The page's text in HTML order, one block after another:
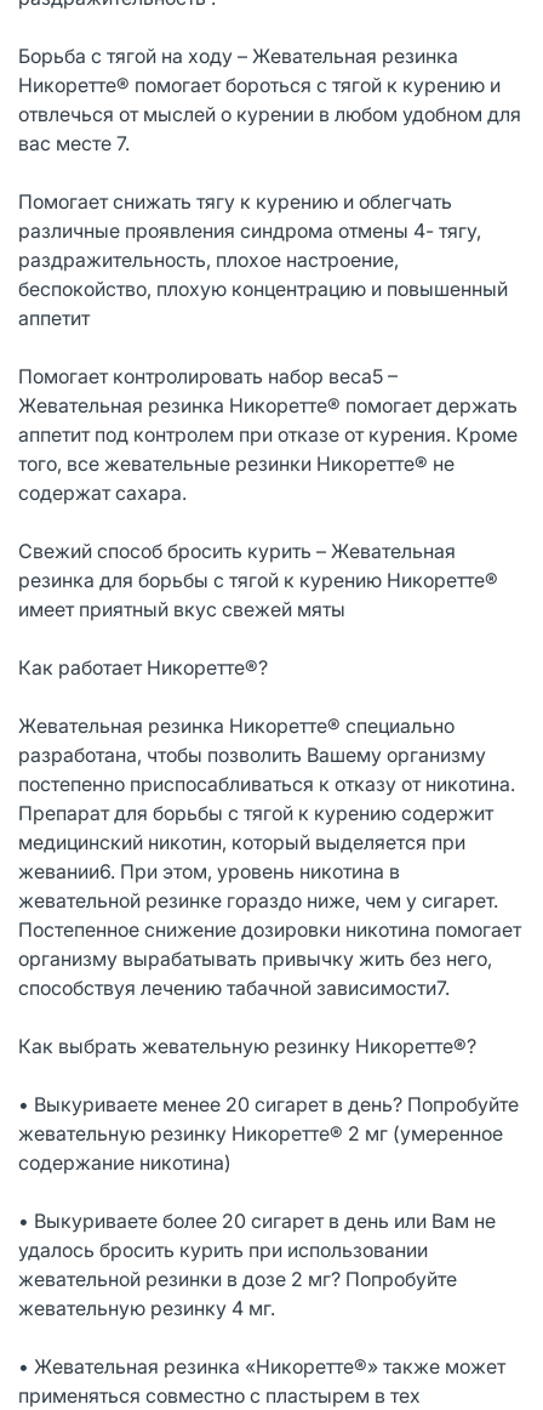
Борьба с тягой на ходу – Жевательная резинка
Никоретте® помогает бороться с тягой к курению и
отвлечься от мыслей о курении в любом удобном для
вас месте 7.
Помогает снижать тягу к курению и облегчать
различные проявления синдрома отмены 4- тягу,
раздражительность, плохое настроение,
беспокойство, плохую концентрацию и повышенный
аппетит
Помогает контролировать набор веса5 –
Жевательная резинка Никоретте® помогает держать
аппетит под контролем при отказе от курения. Кроме
того, все жевательные резинки Никоретте® не
содержат сахара.
Свежий способ бросить курить – Жевательная
резинка для борьбы с тягой к курению Никоретте®
имеет приятный вкус свежей мяты
Как работает Никоретте®?
Жевательная резинка Никоретте® специально
разработана, чтобы позволить Вашему организму
постепенно приспосабливаться к отказу от никотина.
Препарат для борьбы с тягой к курению содержит
медицинский никотин, который выделяется при
жевании6. При этом, уровень никотина в
жевательной резинке гораздо ниже, чем у сигарет.
Постепенное снижение дозировки никотина помогает
организму вырабатывать привычку жить без него,
способствуя лечению табачной зависимости7.
Как выбрать жевательную резинку Никоретте®?
• Выкуриваете менее 20 сигарет в день? Попробуйте
жевательную резинку Никоретте® 2 мг (умеренное
содержание никотина)
• Выкуриваете более 20 сигарет в день или Вам не
удалось бросить курить при использовании
жевательной резинки в дозе 2 мг? Попробуйте
жевательную резинку 4 мг.
• Жевательная резинка «Никоретте®» также может
применяться совместно с пластырем в тех